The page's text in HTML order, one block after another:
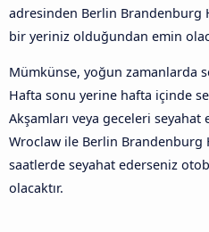
adresinden Berlin Brandenburg
bir yeriniz olduğundan emin
Mümkünse, yoğun zamanlarda
Hafta sonu yerine hafta içinde
Akşamları veya geceleri
Wroclaw ile Berlin Brandenburg
saatlerde seyahat ederseniz
olacaktır.